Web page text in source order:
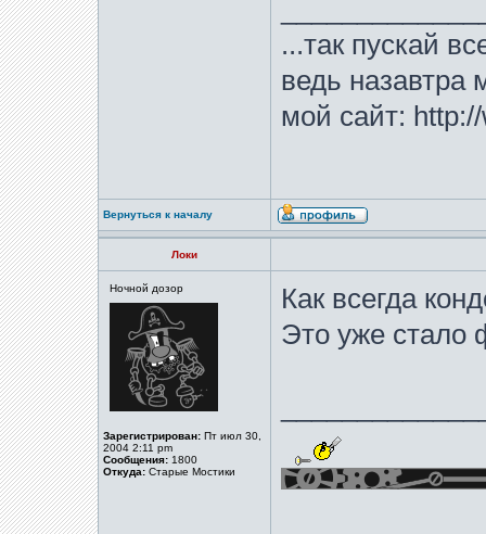
...так пускай
ведь назавтра
мой сайт:
Вернуться к началу
Локи
Ночной дозор
Зарегистрирован: Пт июл 30,
2004 2:11 pm
Сообщения: 1800
Откуда: Старые Мостики
Как всегда
Это уже стало